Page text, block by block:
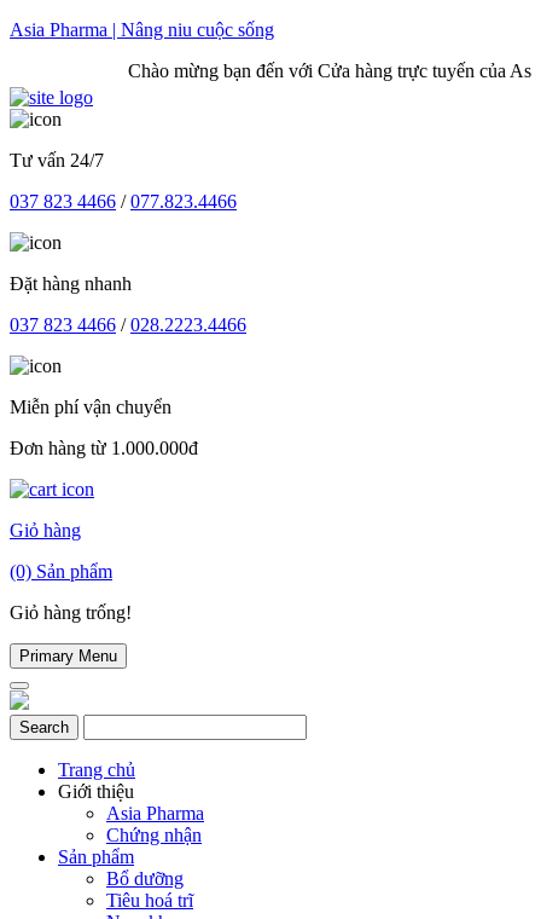
Skip
Asia Pharma | Nâng niu cuộc sống
Chào mừng bạn đến với Cửa hàng trực tuyến của Asia
Tư vấn 24/7
037 823 4466 /077.823.4466
Đặt hàng nhanh
037 823 4466 /028.2223.4466
Miễn phí vận chuyển
Đơn hàng từ 1.000.000đ
Giỏ hàng
(0) Sản phẩm
Giỏ hàng trống!
Primary Menu
Trang chủ
Giới thiệu
Asia Pharma
Chứng nhận
Sản phẩm
Bổ dưỡng
Tiêu hoá trĩ